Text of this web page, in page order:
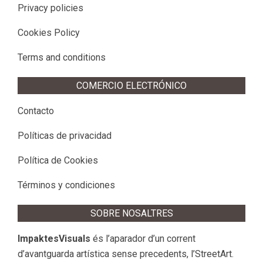
Privacy policies
Cookies Policy
Terms and conditions
COMERCIO ELECTRÓNICO
Contacto
Políticas de privacidad
Política de Cookies
Términos y condiciones
SOBRE NOSALTRES
ImpaktesVisuals és l’aparador d’un corrent
d’avantguarda artística sense precedents, l’StreetArt.